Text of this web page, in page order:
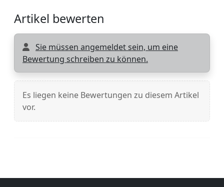
Artikel bewerten
Sie müssen angemeldet sein, um eine
Bewertung schreiben zu können.
Es liegen keine Bewertungen zu diesem Artikel
vor.